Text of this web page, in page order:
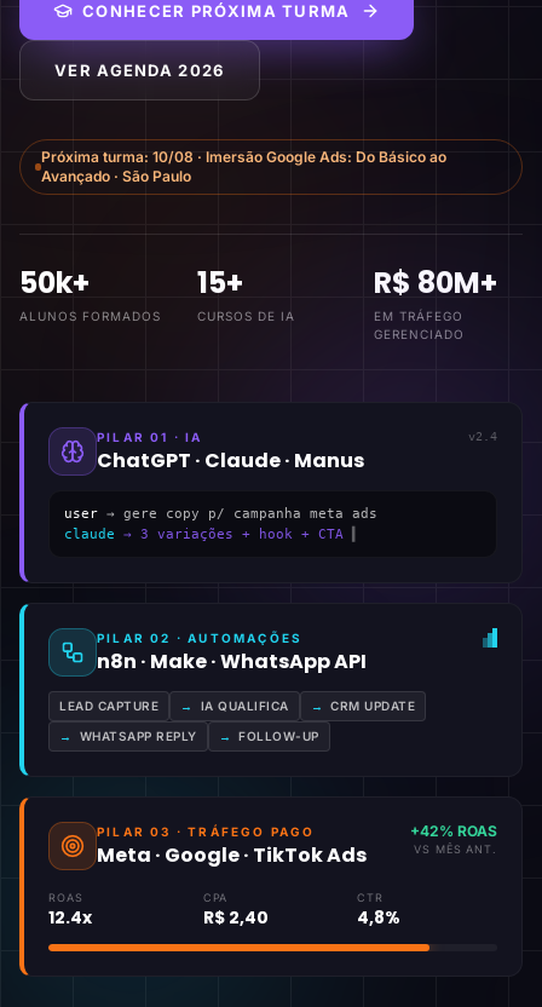
CONHECER PRÓXIMA TURMA
VER AGENDA 2026
Próxima turma: 10/08 · Imersão Google Ads: Do Básico ao
Avançado · São Paulo
50k+
ALUNOS FORMADOS
15+
CURSOS DE IA
R$ 80M+
EM TRÁFEGO
GERENCIADO
PILAR 01 · IA
ChatGPT · Claude · Manus
v2.4
user → gere copy p/ campanha meta ads
claude → 3 variações + hook + CTA
PILAR 02 · AUTOMAÇÕES
n8n · Make · WhatsApp API
LEAD CAPTURE → IA QUALIFICA → CRM UPDATE
→ WHATSAPP REPLY → FOLLOW-UP
PILAR 03 · TRÁFEGO PAGO
Meta · Google · TikTok Ads
+42% ROAS
VS MÊS ANT.
ROAS
12.4x
CPA
R$ 2,40
CTR
4,8%